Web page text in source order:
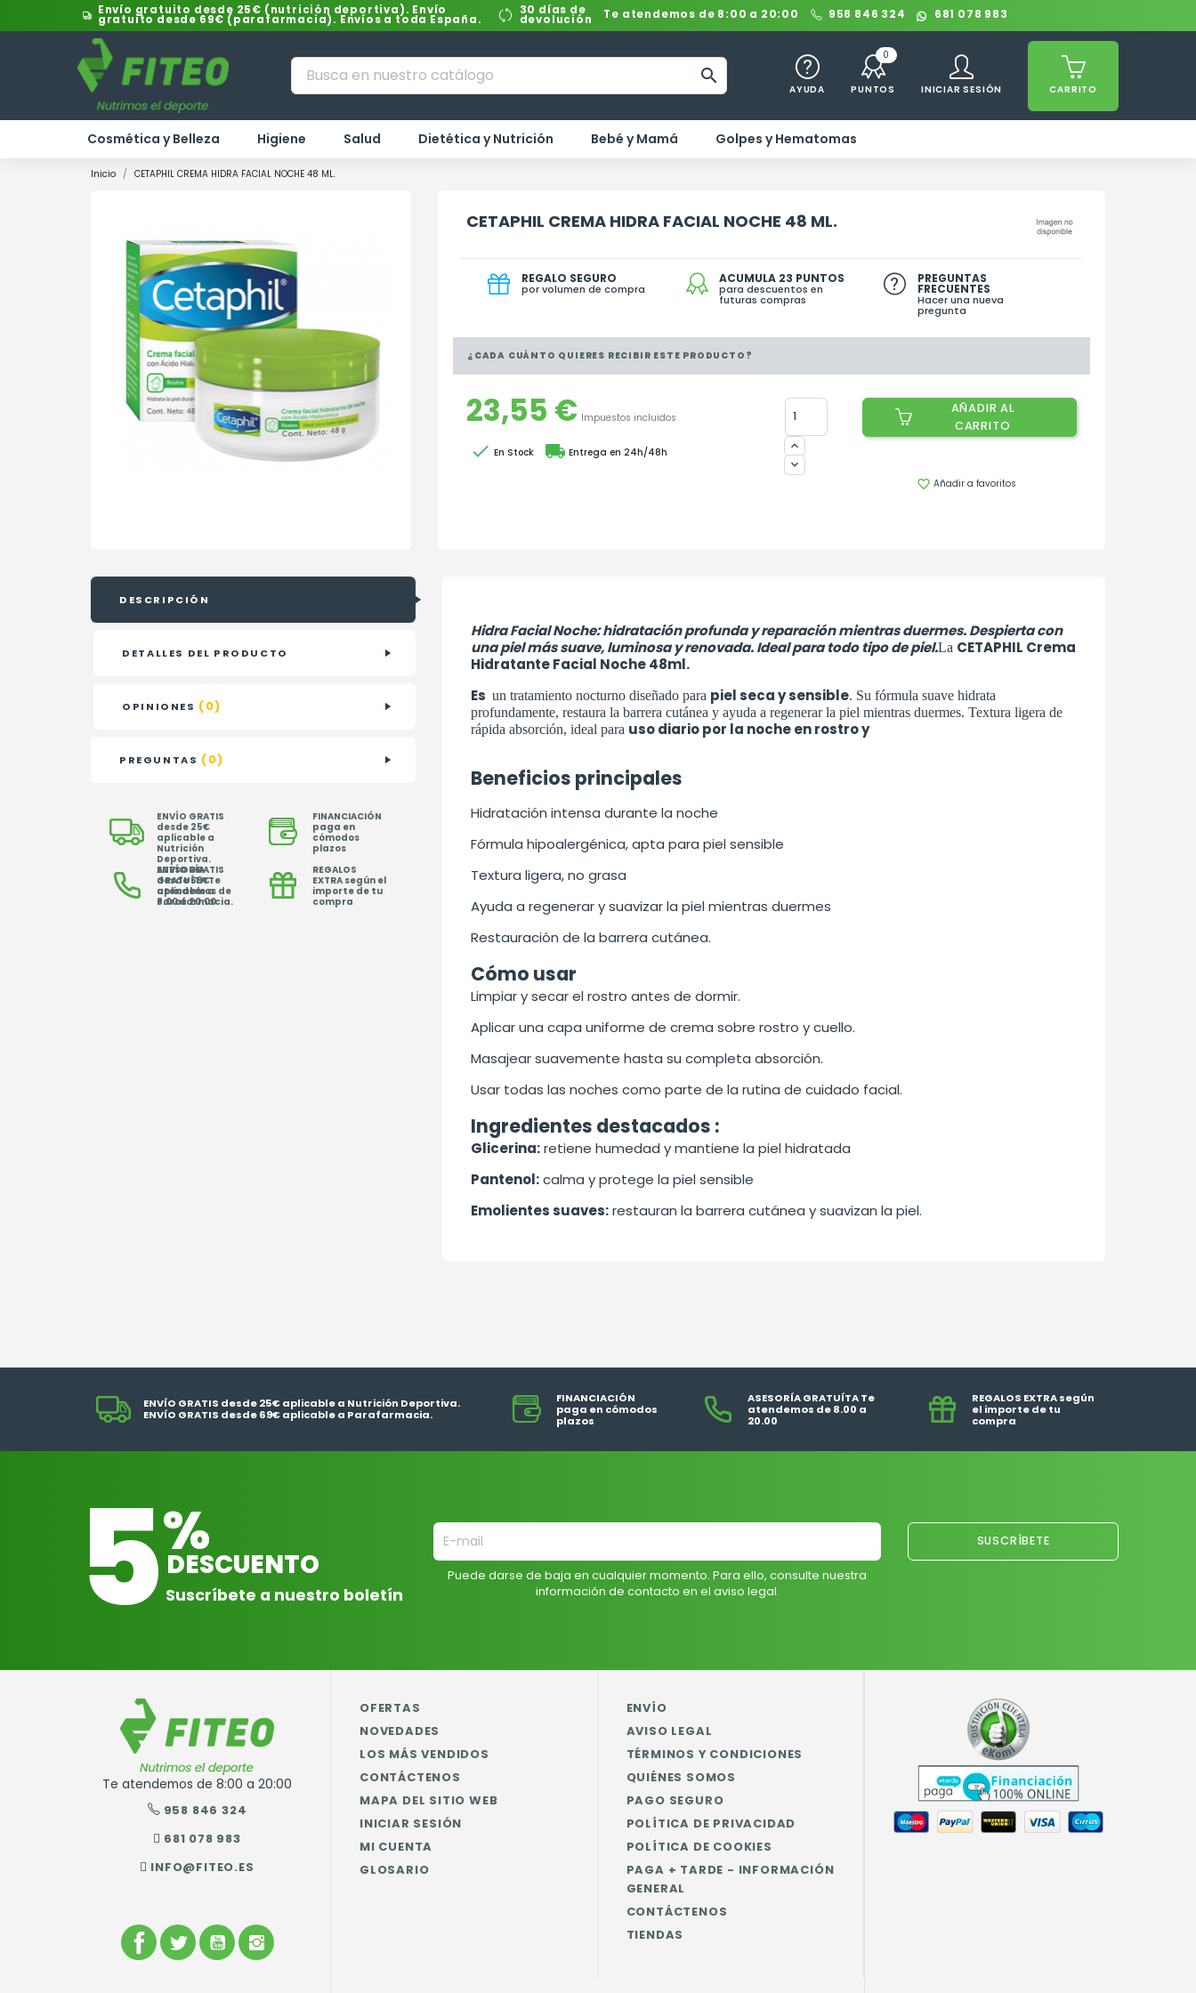
Envío gratuito desde 25€ (nutrición deportiva). Envío
gratuito desde 69€ (parafarmacia). Envíos a toda España.
30 días de
devolución Te atendemos de 8:00 a 20:00 958 846 324 681 078 983

AYUDA
0
PUNTOS INICIAR SESIÓN CARRITO
Cosmética y Belleza Higiene Salud Dietética y Nutrición Bebé y Mamá Golpes y Hematomas
Inicio CETAPHIL CREMA HIDRA FACIAL NOCHE 48 ML.
CETAPHIL CREMA HIDRA FACIAL NOCHE 48 ML.
REGALO SEGURO
por volumen de compra
ACUMULA 23 PUNTOS
para descuentos en
futuras compras
PREGUNTAS
FRECUENTES
Hacer una nueva
pregunta
¿CADA CUÁNTO QUIERES RECIBIR ESTE PRODUCTO?
23,55 € Impuestos incluidos
 En Stock local_shipping Entrega en 24h/48h
AÑADIR AL
CARRITO
 Añadir a favoritos
DESCRIPCIÓN
DETALLES DEL PRODUCTO
OPINIONES (0)
PREGUNTAS (0)
ENVÍO GRATIS
desde 25€
aplicable a
Nutrición
Deportiva.
ENVÍO GRATIS
desde 69€
aplicable a
Parafarmacia.
FINANCIACIÓN
paga en
cómodos
plazos
ASESORÍA
GRATUÍTA Te
atendemos de
8.00 a 20.00
REGALOS
EXTRA según el
importe de tu
compra
Hidra Facial Noche: hidratación profunda y reparación mientras duermes. Despierta con
una piel más suave, luminosa y renovada. Ideal para todo tipo de piel.La CETAPHIL Crema
Hidratante Facial Noche 48ml.
Es un tratamiento nocturno diseñado para piel seca y sensible. Su fórmula suave hidrata
profundamente, restaura la barrera cutánea y ayuda a regenerar la piel mientras duermes. Textura ligera de
rápida absorción, ideal para uso diario por la noche en rostro y
Beneficios principales
Hidratación intensa durante la noche
Fórmula hipoalergénica, apta para piel sensible
Textura ligera, no grasa
Ayuda a regenerar y suavizar la piel mientras duermes
Restauración de la barrera cutánea.
Cómo usar
Limpiar y secar el rostro antes de dormir.
Aplicar una capa uniforme de crema sobre rostro y cuello.
Masajear suavemente hasta su completa absorción.
Usar todas las noches como parte de la rutina de cuidado facial.
Ingredientes destacados :
Glicerina:retiene humedad y mantiene la piel hidratada
Pantenol:calma y protege la piel sensible
Emolientes suaves:restauran la barrera cutánea y suavizan la piel.
ENVÍO GRATIS desde 25€ aplicable a Nutrición Deportiva.
ENVÍO GRATIS desde 69€ aplicable a Parafarmacia.
FINANCIACIÓN
paga en cómodos
plazos
ASESORÍA GRATUÍTA Te
atendemos de 8.00 a
20.00
REGALOS EXTRA según
el importe de tu
compra
5%
DESCUENTO
Suscríbete a nuestro boletín
Puede darse de baja en cualquier momento. Para ello, consulte nuestra
información de contacto en el aviso legal.
Te atendemos de 8:00 a 20:00
958 846 324
681 078 983
INFO@FITEO.ES
FACEBOOKTWITTERYOUTUBE
OFERTAS
NOVEDADES
LOS MÁS VENDIDOS
CONTÁCTENOS
MAPA DEL SITIO WEB
INICIAR SESIÓN
MI CUENTA
GLOSARIO
ENVÍO
AVISO LEGAL
TÉRMINOS Y CONDICIONES
QUIÉNES SOMOS
PAGO SEGURO
POLÍTICA DE PRIVACIDAD
POLÍTICA DE COOKIES
PAGA + TARDE - INFORMACIÓN
GENERAL
CONTÁCTENOS
TIENDAS